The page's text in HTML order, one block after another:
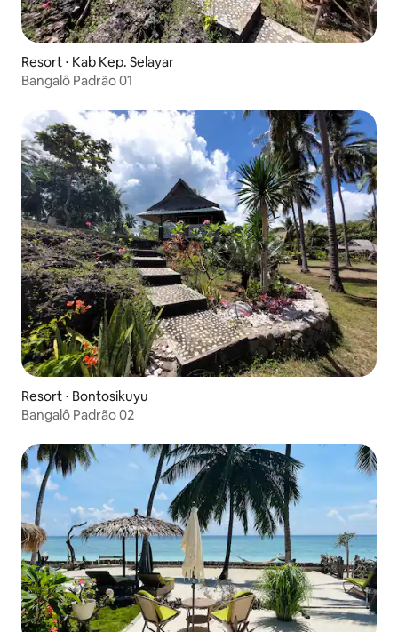
Resort ⋅ Kab Kep. Selayar
Bangalô Padrão 01
Resort ⋅ Bontosikuyu
Bangalô Padrão 02